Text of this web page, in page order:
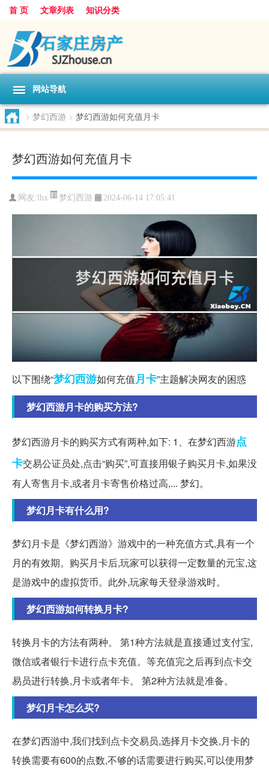
首 页 文章列表 知识分类
网站导航
> 梦幻西游 > 梦幻西游如何充值月卡
梦幻西游如何充值月卡
网友: lhx 梦幻西游 2024-06-14 17:05:41
以下围绕“梦幻西游如何充值月卡”主题解决网友的困惑
梦幻西游月卡的购买方法?
梦幻西游月卡的购买方式有两种,如下: 1、在梦幻西游点
卡交易公证员处,点击“购买”,可直接用银子购买月卡,如果没
有人寄售月卡,或者月卡寄售价格过高,... 梦幻。
梦幻月卡有什么用?
梦幻月卡是《梦幻西游》游戏中的一种充值方式,具有一个
月的有效期。购买月卡后,玩家可以获得一定数量的元宝,这
是游戏中的虚拟货币。此外,玩家每天登录游戏时。
梦幻西游如何转换月卡?
转换月卡的方法有两种。 第1种方法就是直接通过支付宝,
微信或者银行卡进行点卡充值。等充值完之后再到点卡交
易员进行转换,月卡或者年卡。 第2种方法就是准备。
梦幻月卡怎么买?
在梦幻西游中,我们找到点卡交易员,选择月卡交换,月卡的
转换需要有600的点数,不够的话需要进行购买,可以使用梦